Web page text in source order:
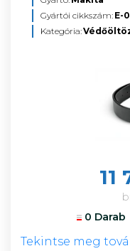
Gyártói cikkszám: E-
Kategória:
11
0 Darab
Tekintse meg